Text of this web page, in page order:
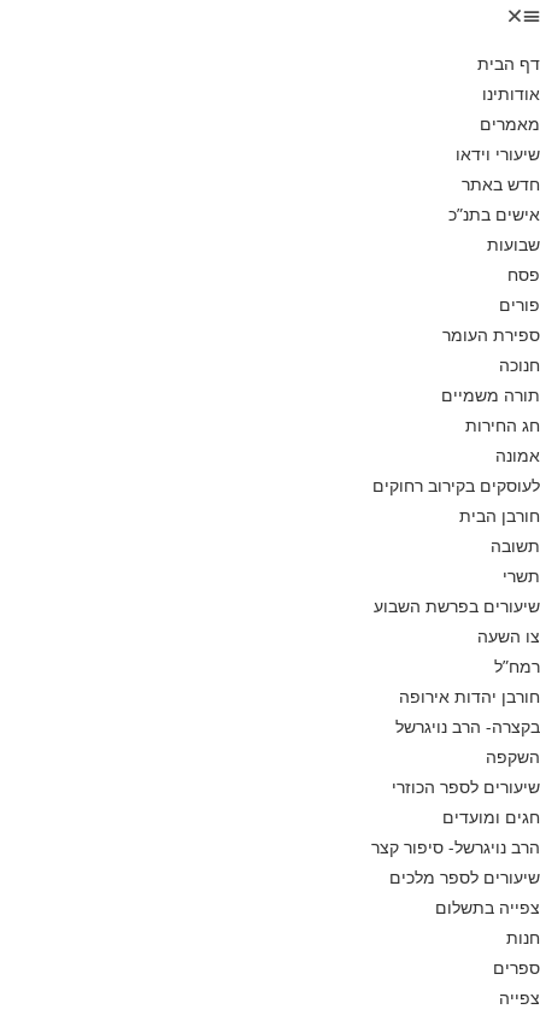
דף הבית
אודותינו
מאמרים
שיעורי וידאו
חדש באתר
אישים בתנ”כ
שבועות
פסח
פורים
ספירת העומר
חנוכה
תורה משמיים
חג החירות
אמונה
לעוסקים בקירוב רחוקים
חורבן הבית
תשובה
תשרי
שיעורים בפרשת השבוע
צו השעה
רמח”ל
חורבן יהדות אירופה
בקצרה- הרב נויגרשל
השקפה
שיעורים לספר הכוזרי
חגים ומועדים
הרב נויגרשל- סיפור קצר
שיעורים לספר מלכים
צפייה בתשלום
חנות
ספרים
צפייה